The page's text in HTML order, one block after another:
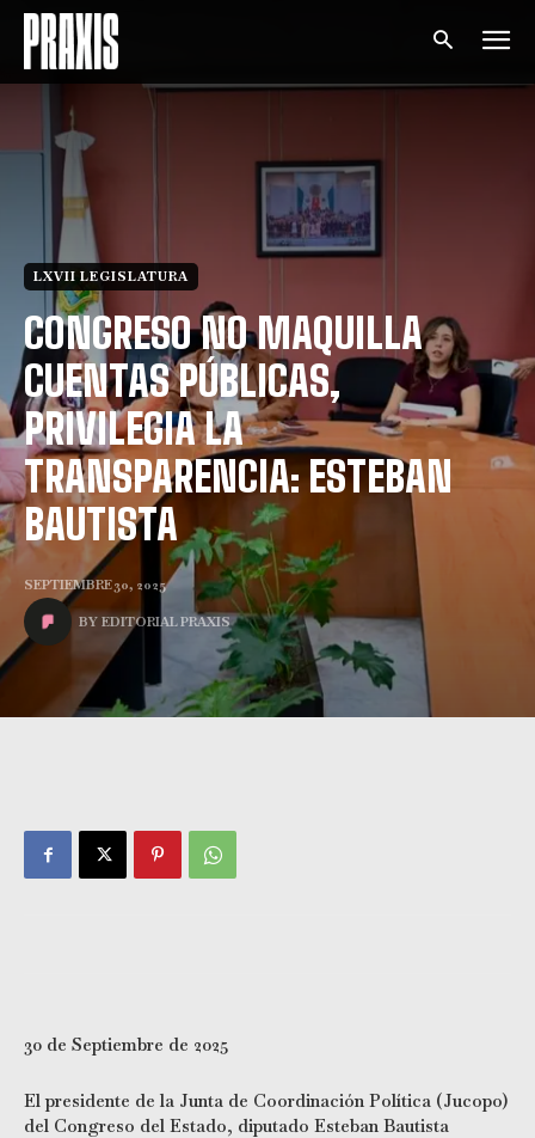
LXVII LEGISLATURA
CONGRESO NO MAQUILLA
CUENTAS PÚBLICAS,
PRIVILEGIA LA
TRANSPARENCIA: ESTEBAN
BAUTISTA
SEPTIEMBRE 30, 2025
BY EDITORIAL PRAXIS
30 de Septiembre de 2025
El presidente de la Junta de Coordinación Política (Jucopo)
del Congreso del Estado, diputado Esteban Bautista